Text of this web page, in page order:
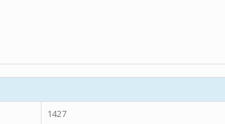
1427